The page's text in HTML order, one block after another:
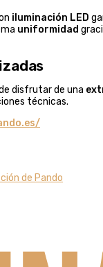
iluminación LED
uniformidad
disfrutar de una
técnicas.
de Pando